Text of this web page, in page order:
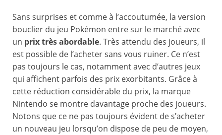
Sans surprises et comme à l’accoutumée, la version
bouclier du jeu Pokémon entre sur le marché avec
un prix très abordable. Très attendu des joueurs, il
est possible de l’acheter sans vous ruiner. Ce n’est
pas toujours le cas, notamment avec d’autres jeux
qui affichent parfois des prix exorbitants. Grâce à
cette réduction considérable du prix, la marque
Nintendo se montre davantage proche des joueurs.
Notons que ce ne pas toujours évident de s’acheter
un nouveau jeu lorsqu’on dispose de peu de moyen,